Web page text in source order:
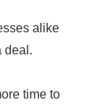
alike
deal.
time to